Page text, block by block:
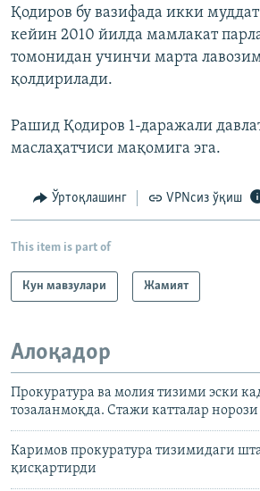
Қодиров бу вазифада икки
кейин 2010 йилда мамлакат
томонидан учинчи марта
қолдирилади.
Рашид Қодиров 1-даражали
маслаҳатчиси мақомига эга.
Ўртоқлашинг VPNсиз ўқиш
This item is part of
Кун мавзулари Жамият
Алоқадор
Прокуратура ва молия тизими эски
тозаланмоқда. Стажи катталар норози
Каримов прокуратура тизимидаги
қисқартирди